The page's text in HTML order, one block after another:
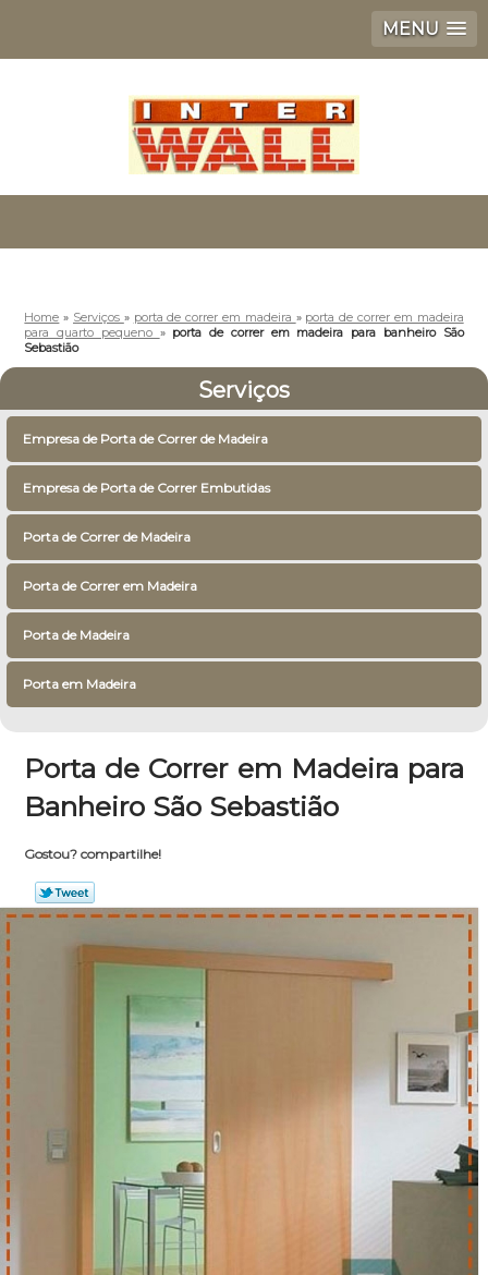
MENU
Home » Serviços » porta de correr em madeira » porta de correr em madeira
para quarto pequeno » porta de correr em madeira para banheiro São
Sebastião
Serviços
Empresa de Porta de Correr de Madeira
Empresa de Porta de Correr Embutidas
Porta de Correr de Madeira
Porta de Correr em Madeira
Porta de Madeira
Porta em Madeira
Porta de Correr em Madeira para
Banheiro São Sebastião
Gostou? compartilhe!